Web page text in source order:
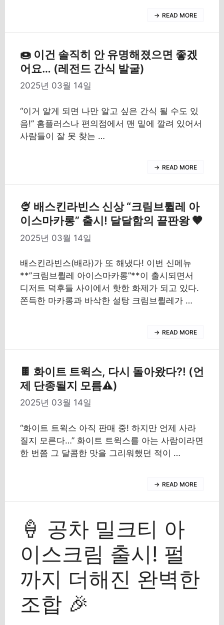
READ MORE
🍩 이건 솔직히 안 유명해졌으면 좋겠
어요… (레전드 간식 발굴)
2025년 03월 14일
“이거 알게 되면 나만 알고 싶은 간식 될 수도 있
음!” 홈플러스나 편의점에서 맨 밑에 깔려 있어서
사람들이 잘 못 찾는 …
READ MORE
🍨 배스킨라빈스 신상 “크림브륄레 아
이스마카롱” 출시! 달달함의 끝판왕 🤎
2025년 03월 14일
배스킨라빈스(배라)가 또 해냈다! 이번 신메뉴
**”크림브륄레 아이스마카롱”**이 출시되면서
디저트 덕후들 사이에서 핫한 화제가 되고 있다.
쫀득한 마카롱과 바삭한 설탕 크림브륄레가 …
READ MORE
🍫 화이트 트윅스, 다시 돌아왔다?! (언
제 단종될지 모름⚠)
2025년 03월 14일
“화이트 트윅스 아직 판매 중! 하지만 언제 사라
질지 모른다…” 화이트 트윅스를 아는 사람이라면
한 번쯤 그 달콤한 맛을 그리워했던 적이 …
READ MORE
🍦 공차 밀크티 아
이스크림 출시! 펄
까지 더해진 완벽한
조합 🎉